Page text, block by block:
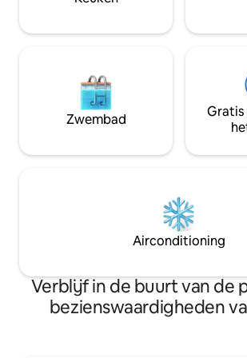
bedden en nog veel meer. Grenzend
loopafstand (25 min) van het centrum
Zwembad
Gratis
Airconditioning
Verblijf in de buurt van de
bezienswaardigheden